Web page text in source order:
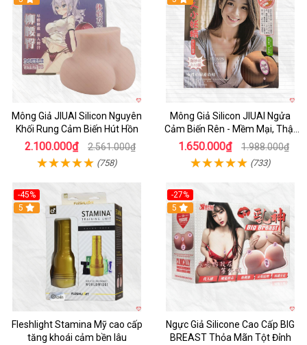
Mông Giả JIUAI Silicon Nguyên
Khối Rung Cảm Biến Hút Hồn
2.100.000₫ 2.561.000₫
(758)
Mông Giả Silicon JIUAI Ngửa
Cảm Biến Rên - Mềm Mại, Thật
Như Thật
1.650.000₫ 1.988.000₫
(733)
-45%
Hot
5
Fleshlight Stamina Mỹ cao cấp
tăng khoái cảm bền lâu
-27%
5
Ngực Giả Silicone Cao Cấp BIG
BREAST Thỏa Mãn Tột Đỉnh